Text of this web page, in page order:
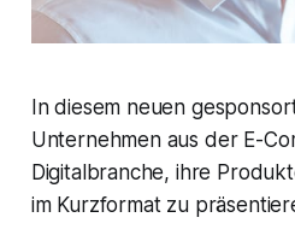
In diesem neuen
Unternehmen aus der E-
Digitalbranche, ihre
im Kurzformat zu